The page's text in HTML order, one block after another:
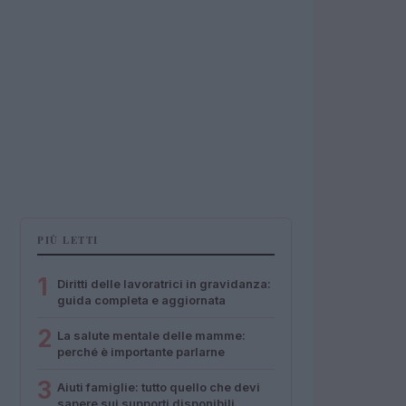
PIÙ LETTI
1
Diritti delle lavoratrici in gravidanza:
guida completa e aggiornata
2 La salute mentale delle mamme:
perché è importante parlarne
3 Aiuti famiglie: tutto quello che devi